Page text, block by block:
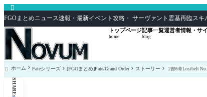

FGOまとめニュース速報・最新イベント攻略・ サーヴァント霊基再臨スキ
トップページ
home
記事一覧
blog
運営者情報・サ
 ホーム Fateシリーズ [FGOまとめ]Fate/Grand Order ストーリー 2部6章Lostbelt
SHARE: